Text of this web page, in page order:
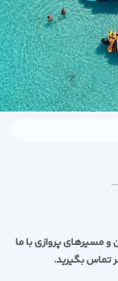
و مسیر‌های پروازی با ما
تماس بگیرید.